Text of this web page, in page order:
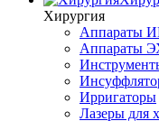
Хирургия
Аппараты
Аппараты
Ирригаторы
Лазеры для